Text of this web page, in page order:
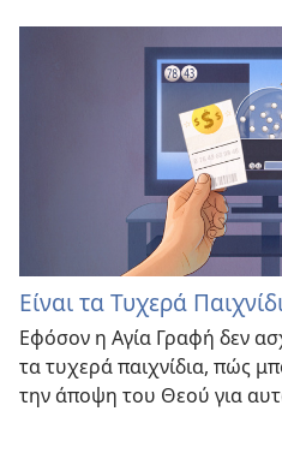
Είναι τα Τυχερά
Εφόσον η Αγία Γραφή δεν
τα τυχερά παιχνίδια, πώς
την άποψη του Θεού για